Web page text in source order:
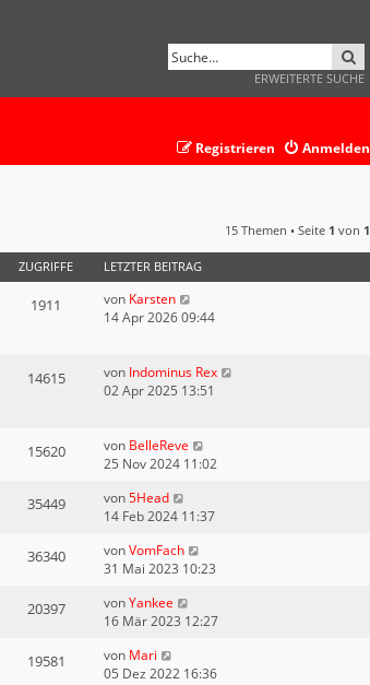
ERWEITERTE SUCHE
Anmelden
Registrieren
15 Themen • Seite 1 von 1
ZUGRIFFE LETZTER BEITRAG
1911 von Karsten
14 Apr 2026 09:44
14615 von Indominus Rex
02 Apr 2025 13:51
15620 von BelleReve
25 Nov 2024 11:02
35449 von5Head
14 Feb 2024 11:37
36340 vonVomFach
31 Mai 2023 10:23
20397 vonYankee
16 Mär 2023 12:27
19581 von Mari
05 Dez 2022 16:36